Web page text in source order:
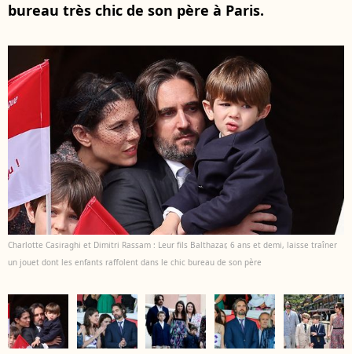
bureau très chic de son père à Paris.
Charlotte Casiraghi et Dimitri Rassam : Leur fils Balthazar, 6 ans et demi, laisse traîner
un jouet dont les enfants raffolent dans le chic bureau de son père